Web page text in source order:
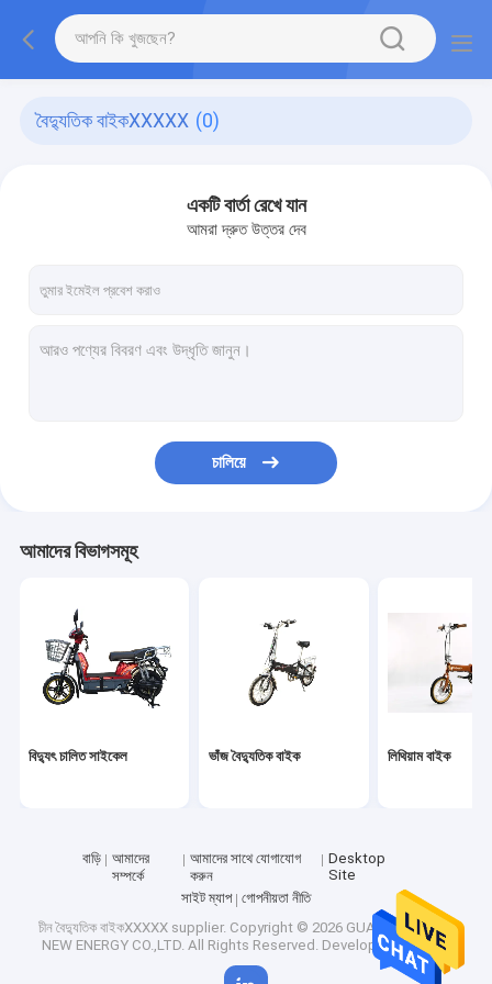
বৈদ্যুতিক বাইকXXXXX (0)
একটি বার্তা রেখে যান
আমরা দ্রুত উত্তর দেব
চালিয়ে
আমাদের বিভাগসমূহ
বিদ্যুৎ চালিত সাইকেল ভাঁজ বৈদ্যুতিক বাইক লিথিয়াম বাইক
বাড়ি
আমাদের
সম্পর্কে
আমাদের সাথে যোগাযোগ
করুন
Desktop
Site
সাইট ম্যাপ
গোপনীয়তা নীতি
চীন বৈদ্যুতিক বাইকXXXXX supplier. Copyright © 2026 GUANGDONG EV
NEW ENERGY CO.,LTD. All Rights Reserved. Developed byECER